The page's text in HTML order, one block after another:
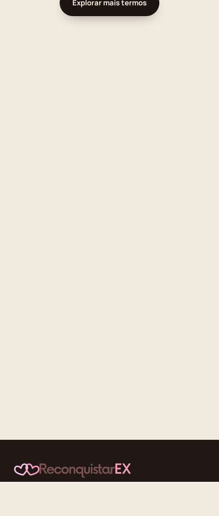
Explorar mais termos